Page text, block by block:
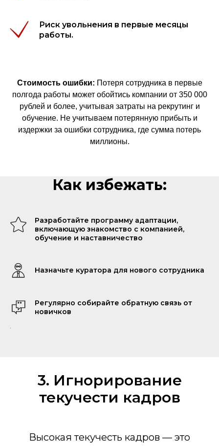
Риск увольнения в первые месяцы
работы.
Стоимость ошибки: Потеря сотрудника в первые
полгода работы может обойтись компании от 350 000
рублей и более, учитывая затраты на рекрутинг и
обучение. Не учитываем потерянную прибыть и
издержки за ошибки сотрудника, где сумма потерь
миллионы.
Как избежать:
Разработайте программу адаптации,
включающую знакомство с компанией,
обучение и наставничество
Назначьте куратора для нового сотрудника
Регулярно собирайте обратную связь от
новичков
.
3. Игнорирование
текучести кадров
Высокая текучесть кадров — это